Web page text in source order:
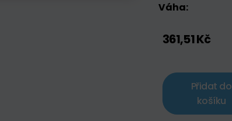
Váha:
361,51 Kč
Přidat do
košíku